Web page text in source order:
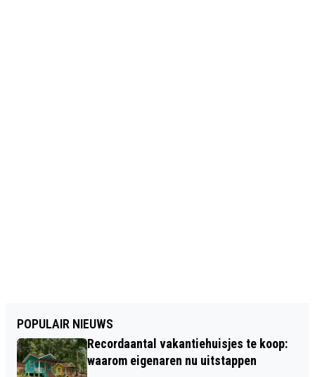
POPULAIR NIEUWS
Recordaantal vakantiehuisjes te koop:
waarom eigenaren nu uitstappen